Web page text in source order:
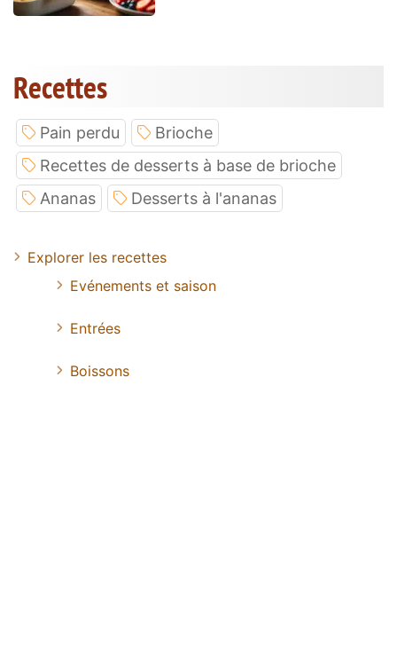
Recettes
Pain perdu
Brioche
Recettes de desserts à base de brioche
Ananas
Desserts à l'ananas
Explorer les recettes
Evénements et saison
Entrées
Boissons